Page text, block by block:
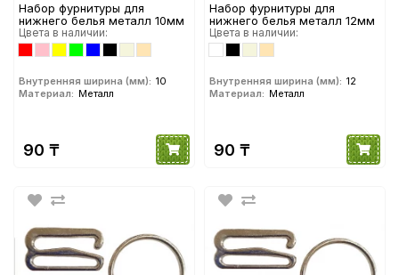
Набор фурнитуры для
нижнего белья металл 10мм
Цвета в наличии:
Внутренняя ширина (мм): 10
Материал: Металл
90 ₸
Набор фурнитуры для
нижнего белья металл 12мм
Цвета в наличии:
Внутренняя ширина (мм): 12
Материал: Металл
90 ₸